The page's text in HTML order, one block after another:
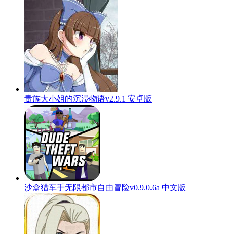
贵族大小姐的沉浸物语v2.9.1 安卓版
沙盒猎车手无限都市自由冒险v0.9.0.6a 中文版